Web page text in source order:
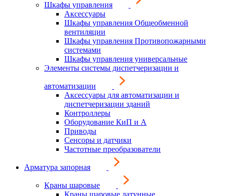
Шкафы управления
Аксессуары
Шкафы управления Общеобменной
вентиляции
Шкафы управления Противопожарными
системами
Шкафы управления универсальные
Элементы системы диспетчеризации и
автоматизации
Аксессуары для автоматизации и
диспетчеризации зданий
Контроллеры
Оборудование КиП и А
Приводы
Сенсоры и датчики
Частотные преобразователи
Арматура запорная
Краны шаровые
Краны шаровые латунные